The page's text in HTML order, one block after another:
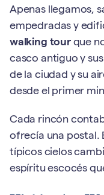
Apenas llegamos,
empedradas y
walking tourque
casco antiguo y
de la ciudad y su
desde el primer
Cada rincón
ofrecía una postal.
típicos cielos
espíritu escocés